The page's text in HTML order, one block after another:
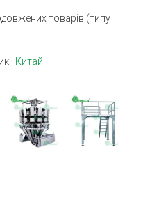
товарів (типу
Китай